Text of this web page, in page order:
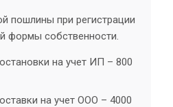
пошлины при регистрации
формы собственности.
на учет ИП – 800
на учет ООО – 4000